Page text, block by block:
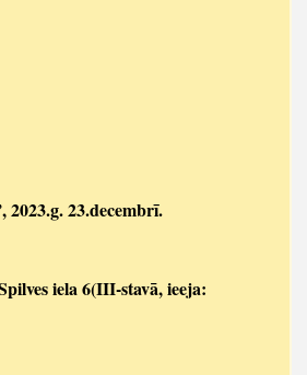
2023.g. 23.decembrī.
iela 6(III-stavā, ieeja: